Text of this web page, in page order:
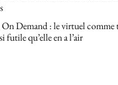
Demand : le virtuel comme
futile qu’elle en a l’air